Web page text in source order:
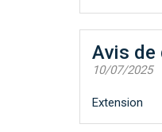
Avis de
10/07/2025
Extension